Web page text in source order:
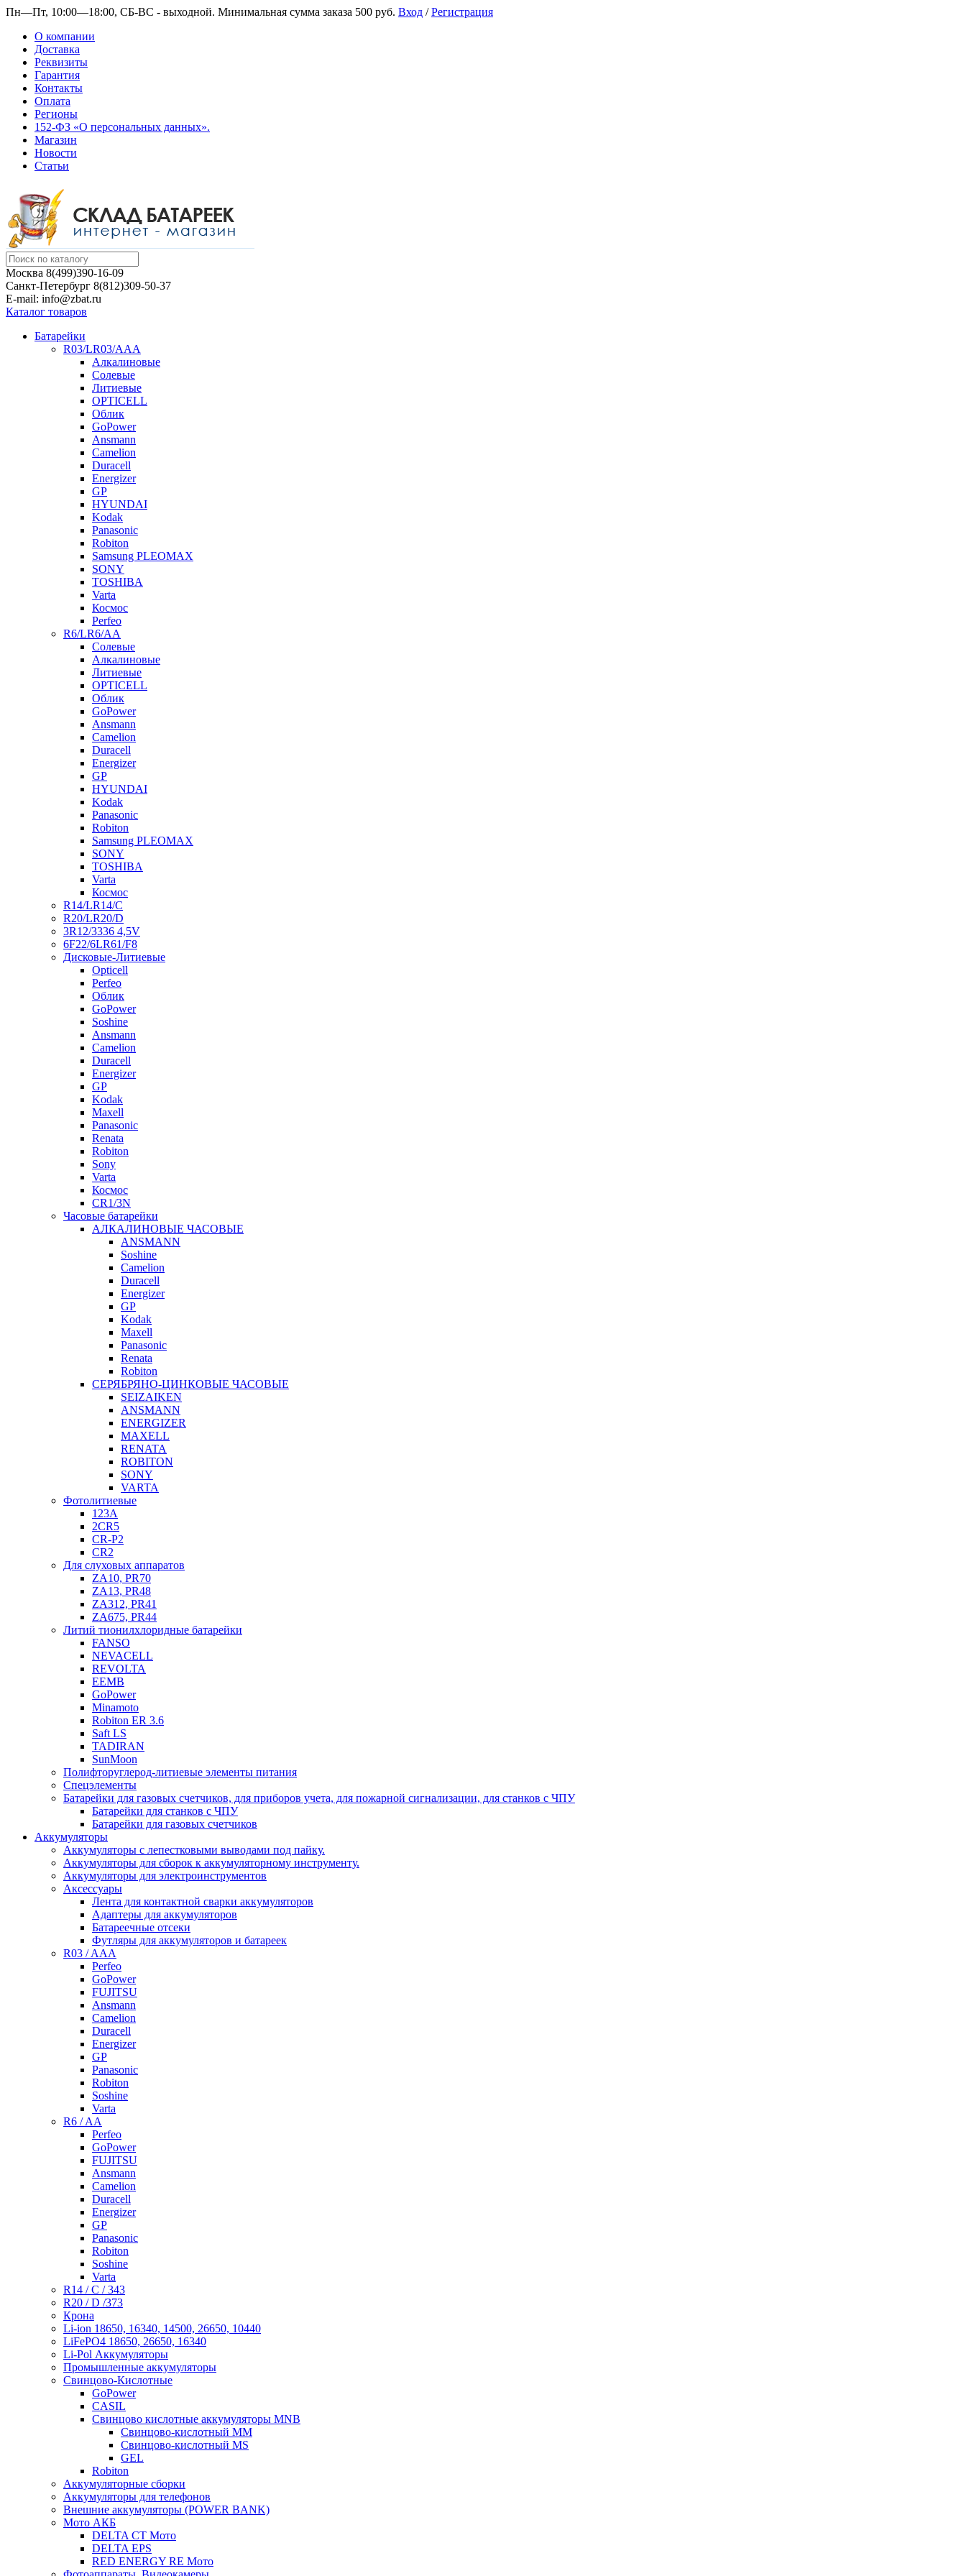
Пн—Пт, 10:00—18:00, СБ-ВС - выходной. Минимальная сумма заказа 500 руб. Вход /Регистрация
О компании
Доставка
Реквизиты
Гарантия
Контакты
Оплата
Регионы
152-ФЗ «О персональных данных».
Магазин
Новости
Статьи
Москва 8(499)390-16-09
Санкт-Петербург 8(812)309-50-37
E-mail: info@zbat.ru
Каталог товаров
Батарейки
R03/LR03/AAA
Алкалиновые
Солевые
Литиевые
OPTICELL
Облик
GoPower
Ansmann
Camelion
Duracell
Energizer
GP
HYUNDAI
Kodak
Panasonic
Robiton
Samsung PLEOMAX
SONY
TOSHIBA
Varta
Космос
Perfeo
R6/LR6/AA
Солевые
Алкалиновые
Литиевые
OPTICELL
Облик
GoPower
Ansmann
Camelion
Duracell
Energizer
GP
HYUNDAI
Kodak
Panasonic
Robiton
Samsung PLEOMAX
SONY
TOSHIBA
Varta
Космос
R14/LR14/C
R20/LR20/D
3R12/3336 4,5V
6F22/6LR61/F8
Дисковые-Литиевые
Opticell
Perfeo
Облик
GoPower
Soshine
Ansmann
Camelion
Duracell
Energizer
GP
Kodak
Maxell
Panasonic
Renata
Robiton
Sony
Varta
Космос
CR1/3N
Часовые батарейки
АЛКАЛИНОВЫЕ ЧАСОВЫЕ
ANSMANN
Soshine
Camelion
Duracell
Energizer
GP
Kodak
Maxell
Panasonic
Renata
Robiton
СЕРЯБРЯНО-ЦИНКОВЫЕ ЧАСОВЫЕ
SEIZAIKEN
ANSMANN
ENERGIZER
MAXELL
RENATA
ROBITON
SONY
VARTA
Фотолитиевые
123A
2CR5
CR-P2
CR2
Для слуховых аппаратов
ZA10, PR70
ZA13, PR48
ZA312, PR41
ZA675, PR44
Литий тионилхлоридные батарейки
FANSO
NEVACELL
REVOLTA
EEMB
GoPower
Minamoto
Robiton ER 3.6
Saft LS
TADIRAN
SunMoon
Полифторуглерод-литиевые элементы питания
Спецэлементы
Батарейки для газовых счетчиков, для приборов учета, для пожарной сигнализации, для станков с ЧПУ
Батарейки для станков с ЧПУ
Батарейки для газовых счетчиков
Аккумуляторы
Аккумуляторы с лепестковыми выводами под пайку.
Аккумуляторы для сборок к аккумуляторному инструменту.
Аккумуляторы для электроинструментов
Аксессуары
Лента для контактной сварки аккумуляторов
Адаптеры для аккумуляторов
Батареечные отсеки
Футляры для аккумуляторов и батареек
R03 / AAA
Perfeo
GoPower
FUJITSU
Ansmann
Camelion
Duracell
Energizer
GP
Panasonic
Robiton
Soshine
Varta
R6 / AA
Perfeo
GoPower
FUJITSU
Ansmann
Camelion
Duracell
Energizer
GP
Panasonic
Robiton
Soshine
Varta
R14 / C / 343
R20 / D /373
Крона
Li-ion 18650, 16340, 14500, 26650, 10440
LiFePO4 18650, 26650, 16340
Li-Pol Аккумуляторы
Промышленные аккумуляторы
Свинцово-Кислотные
GoPower
CASIL
Свинцово кислотные аккумуляторы MNB
Cвинцово-кислотный MM
Cвинцово-кислотный MS
GEL
Robiton
Аккумуляторные сборки
Аккумуляторы для телефонов
Внешние аккумуляторы (POWER BANK)
Мото АКБ
DELTA CT Мото
DELTA EPS
RED ENERGY RE Мото